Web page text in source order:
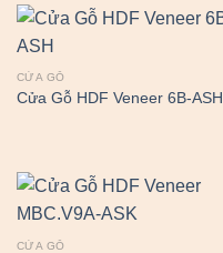
CỬA GỖ
Cửa Gỗ HDF Veneer 6B-ASH
CỬA GỖ